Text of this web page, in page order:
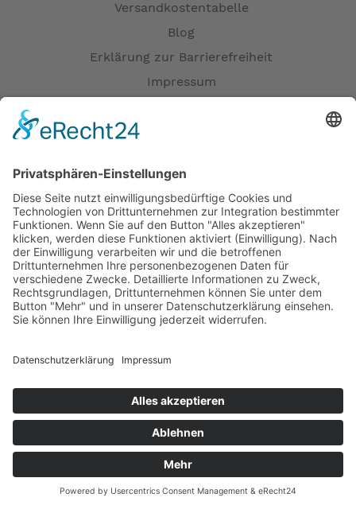
Versandkostentabelle
Blog
Erklärung zur Barrierefreiheit
Impressum
Versandpartner
Öffnungszeiten
Verfügbarkeit
Größenrechner (Umlaufmaß)
Datenschutz
Fernabsatz
Rücknahme (Zelte)
Widerrufsrecht
Ergänzende Allgemeine Geschäftsbedingungen zum
easyCredit-Ratenkauf
Garantiefall
Batterieverordnung